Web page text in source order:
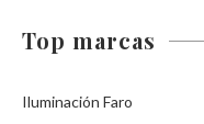
Top marcas
Iluminación Faro